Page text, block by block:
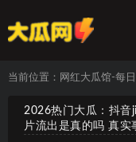
当前位置： 网红大瓜馆-每
2026热门大瓜：抖音
片流出是真的吗 真实